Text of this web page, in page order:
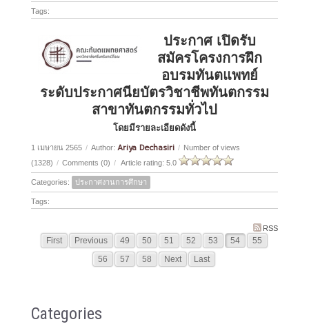
Tags:
ประกาศ เปิดรับ
สมัครโครงการฝึก
อบรมทันตแพทย์
ระดับประกาศนียบัตรวิชาชีพทันตกรรม
สาขาทันตกรรมทั่วไป
โดยมีรายละเอียดดังนี้
1 เมษายน 2565 / Author: Ariya Dechasiri / Number of views
(1328) / Comments (0) / Article rating: 5.0
Categories: ประกาศงานการศึกษา
Tags:
RSS
First Previous 49 50 51 52 53 54
55
56
57 58 Next Last
Categories